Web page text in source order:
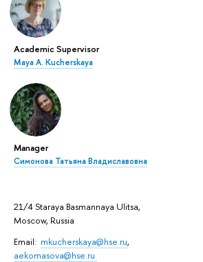
Academic Supervisor
Maya A. Kucherskaya
Manager
Симонова Татьяна Владиславовна
21/4 Staraya Basmannaya Ulitsa,
Moscow, Russia
Email: mkucherskaya@hse.ru,
aekomasova@hse.ru